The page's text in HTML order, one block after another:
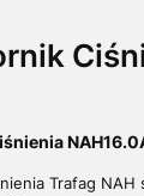
Trafag